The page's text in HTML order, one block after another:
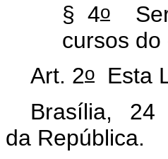
§ 4o
cursos
Art. 2o Esta
Brasília, 24
da República.